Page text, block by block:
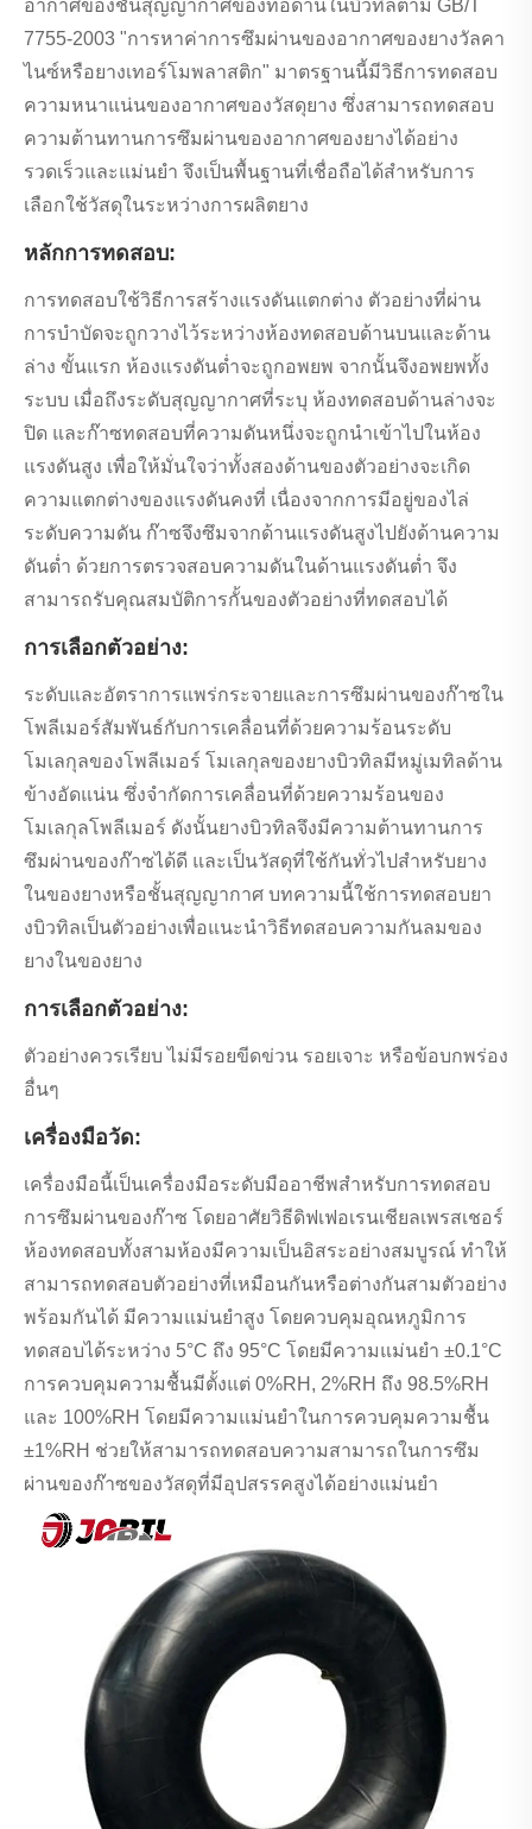
อากาศของชั้นสุญญากาศของท่อด้านในบิวทิลตาม GB/T
7755-2003 "การหาค่าการซึมผ่านของอากาศของยางวัลคา
ไนซ์หรือยางเทอร์โมพลาสติก" มาตรฐานนี้มีวิธีการทดสอบ
ความหนาแน่นของอากาศของวัสดุยาง ซึ่งสามารถทดสอบ
ความต้านทานการซึมผ่านของอากาศของยางได้อย่าง
รวดเร็วและแม่นยำ จึงเป็นพื้นฐานที่เชื่อถือได้สำหรับการ
เลือกใช้วัสดุในระหว่างการผลิตยาง
หลักการทดสอบ:
การทดสอบใช้วิธีการสร้างแรงดันแตกต่าง ตัวอย่างที่ผ่าน
การบำบัดจะถูกวางไว้ระหว่างห้องทดสอบด้านบนและด้าน
ล่าง ขั้นแรก ห้องแรงดันต่ำจะถูกอพยพ จากนั้นจึงอพยพทั้ง
ระบบ เมื่อถึงระดับสุญญากาศที่ระบุ ห้องทดสอบด้านล่างจะ
ปิด และก๊าซทดสอบที่ความดันหนึ่งจะถูกนำเข้าไปในห้อง
แรงดันสูง เพื่อให้มั่นใจว่าทั้งสองด้านของตัวอย่างจะเกิด
ความแตกต่างของแรงดันคงที่ เนื่องจากการมีอยู่ของไล่
ระดับความดัน ก๊าซจึงซึมจากด้านแรงดันสูงไปยังด้านความ
ดันต่ำ ด้วยการตรวจสอบความดันในด้านแรงดันต่ำ จึง
สามารถรับคุณสมบัติการกั้นของตัวอย่างที่ทดสอบได้
การเลือกตัวอย่าง:
ระดับและอัตราการแพร่กระจายและการซึมผ่านของก๊าซใน
โพลีเมอร์สัมพันธ์กับการเคลื่อนที่ด้วยความร้อนระดับ
โมเลกุลของโพลีเมอร์ โมเลกุลของยางบิวทิลมีหมู่เมทิลด้าน
ข้างอัดแน่น ซึ่งจำกัดการเคลื่อนที่ด้วยความร้อนของ
โมเลกุลโพลีเมอร์ ดังนั้นยางบิวทิลจึงมีความต้านทานการ
ซึมผ่านของก๊าซได้ดี และเป็นวัสดุที่ใช้กันทั่วไปสำหรับยาง
ในของยางหรือชั้นสุญญากาศ บทความนี้ใช้การทดสอบยา
งบิวทิลเป็นตัวอย่างเพื่อแนะนำวิธีทดสอบความกันลมของ
ยางในของยาง
การเลือกตัวอย่าง:
ตัวอย่างควรเรียบ ไม่มีรอยขีดข่วน รอยเจาะ หรือข้อบกพร่อง
อื่นๆ
เครื่องมือวัด:
เครื่องมือนี้เป็นเครื่องมือระดับมืออาชีพสำหรับการทดสอบ
การซึมผ่านของก๊าซ โดยอาศัยวิธีดิฟเฟอเรนเชียลเพรสเชอร์
ห้องทดสอบทั้งสามห้องมีความเป็นอิสระอย่างสมบูรณ์ ทำให้
สามารถทดสอบตัวอย่างที่เหมือนกันหรือต่างกันสามตัวอย่าง
พร้อมกันได้ มีความแม่นยำสูง โดยควบคุมอุณหภูมิการ
ทดสอบได้ระหว่าง 5°C ถึง 95°C โดยมีความแม่นยำ ±0.1°C
การควบคุมความชื้นมีตั้งแต่ 0%RH, 2%RH ถึง 98.5%RH
และ 100%RH โดยมีความแม่นยำในการควบคุมความชื้น
±1%RH ช่วยให้สามารถทดสอบความสามารถในการซึม
ผ่านของก๊าซของวัสดุที่มีอุปสรรคสูงได้อย่างแม่นยำ